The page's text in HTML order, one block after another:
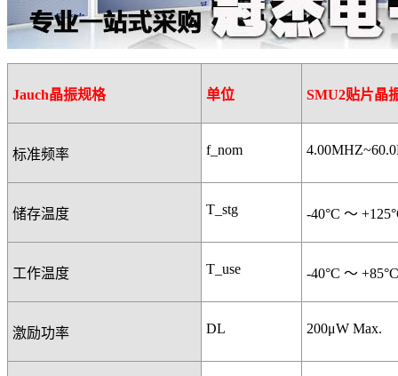
Jauch晶振规格 单位 SMU2贴片晶
标准频率 f_nom
储存温度 T_stg -40°C ～
工作温度 T_use -40°C ～ +85°C
激励功率 DL 200μW Max.